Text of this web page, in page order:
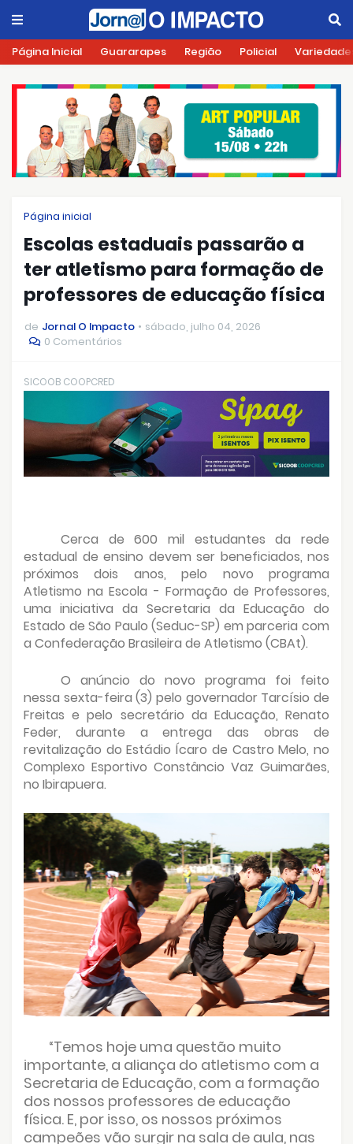
Página Inicial Guararapes Região Policial
Página inicial
Escolas estaduais passarão a
ter atletismo para formação de
professores de educação física
de Jornal O Impacto
sábado, julho 04, 2026
0 Comentários
SICOOB COOPCRED
Cerca de 600 mil estudantes da rede
estadual de ensino devem ser beneficiados, nos
próximos dois anos, pelo novo programa
Atletismo na Escola - Formação de Professores,
uma iniciativa da Secretaria da Educação do
Estado de São Paulo (Seduc-SP) em parceria com
a Confederação Brasileira de Atletismo (CBAt).
O anúncio do novo programa foi feito
nessa sexta-feira (3) pelo governador Tarcísio de
Freitas e pelo secretário da Educação, Renato
Feder, durante a entrega das obras de
revitalização do Estádio Ícaro de Castro Melo, no
Complexo Esportivo Constâncio Vaz Guimarães,
no Ibirapuera.
“Temos hoje uma questão muito
importante, a aliança do atletismo com a
Secretaria de Educação, com a formação
dos nossos professores de educação
física. E, por isso, os nossos próximos
campeões vão surgir na sala de aula, nas